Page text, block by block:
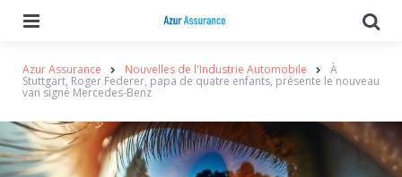
Azur Assurance Nouvelles de l'Industrie Automobile À
Stuttgart, Roger Federer, papa de quatre enfants, présente le nouveau
van signé Mercedes-Benz